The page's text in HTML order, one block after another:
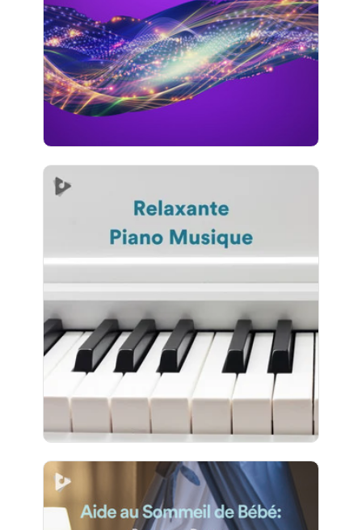
Jouer
204 suiveurs
Relaxante Piano Musique
Jouer
115 suiveurs
Aide au Sommeil de Bébé: